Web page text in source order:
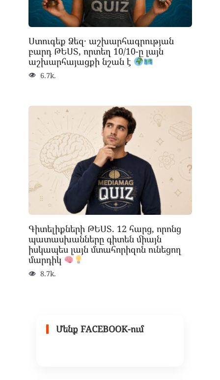
Ստուգեք Ձեզ․ աշխարհագրության
բարդ ԹԵՍՏ, որտեղ 10/10-ը լայն
աշխարհայացքի նշան է
6.7k.
Գիտելիքների ԹԵՍՏ. 12 հարց, որոնց
պատասխանները գիտեն միայն
իսկապես լայն մտահորիզոն ունեցող
մարդիկ
8.7k.
Մենք FACEBOOK-ում